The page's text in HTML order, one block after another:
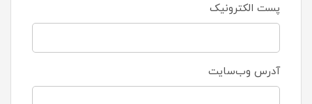
پست الکترونیک
آدرس وب‌سایت